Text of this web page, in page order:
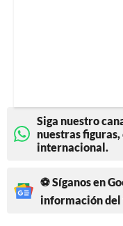
Siga nuestro
nuestras
internacional.
⚽ Síganos en
información del